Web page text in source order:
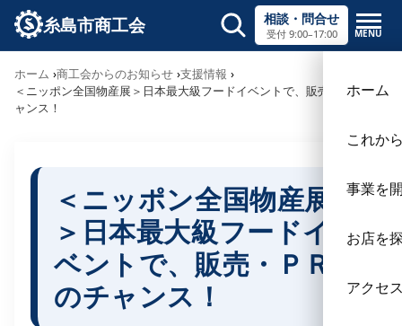
糸島市商工会 相談・問合せ
受付 9:00–17:00 MENU
サイト内検索
ホーム
これか
事業を
お店を
アクセ
ホーム 商工会からのお知らせ 支援情報
＜ニッポン全国物産展＞日本最大級フードイベントで、販売・ＰＲのチ
ャンス！
＜ニッポン全国物産展
＞日本最大級フードイ
ベントで、販売・ＰＲ
のチャンス！